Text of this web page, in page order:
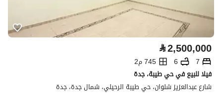
⃁2,500,000
7
6
745 م2
فيلا للبيع في حي طيبة، جدة
شارع عبدالعزيز شلوان، حي طيبة الرحيلي، شمال جدة، جدة